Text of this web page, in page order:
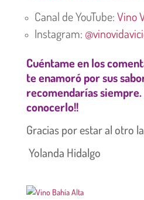
Canal de YouTube:Vino
Instagram:
Cuéntame en los
te enamoró por sus
recomendarías siempre.
conocerlo!!
Gracias por estar al otro
Yolanda Hidalgo